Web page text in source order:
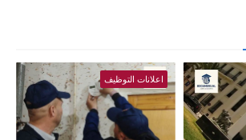
اعلانات التوظيف